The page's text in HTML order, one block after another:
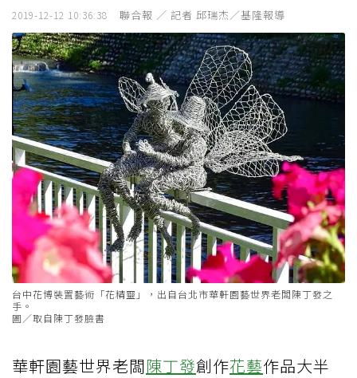
2019-12-12 10:36:38 聯合報 ／ 記者 邱瑞杰／基隆報導
台中花博裝置藝術「花精靈」，出自台北市華軒園藝世界老闆陳丁發之
手。
圖／取自陳丁發臉書
華軒園藝世界老闆陳丁發創作花藝作品大半